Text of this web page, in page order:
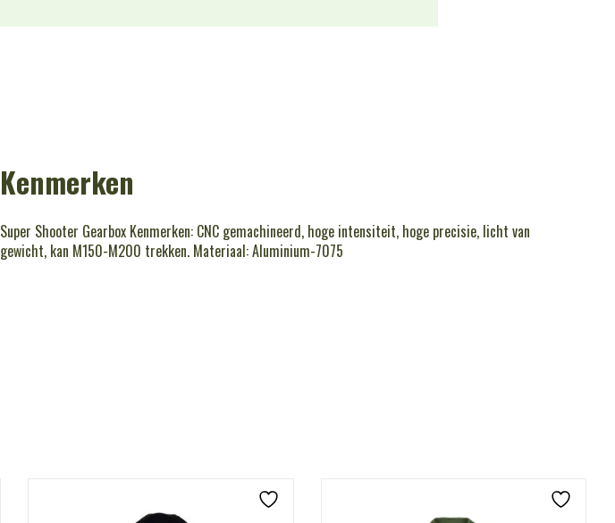
Kenmerken
Super Shooter Gearbox Kenmerken: CNC gemachineerd, hoge intensiteit, hoge precisie, licht van
gewicht, kan M150-M200 trekken. Materiaal: Aluminium-7075